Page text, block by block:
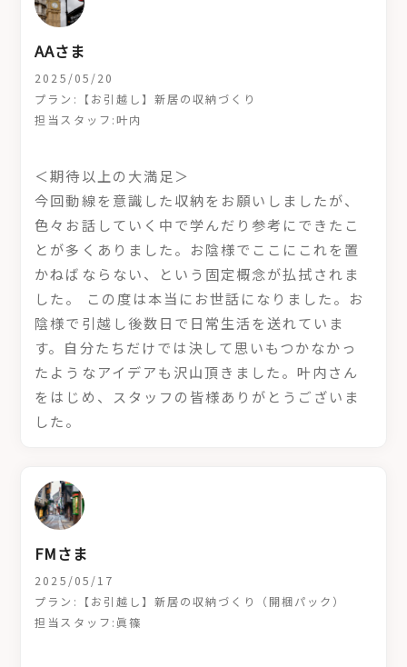
AAさま
2025/05/20
プラン:【お引越し】新居の収納づくり
担当スタッフ:叶内
＜期待以上の大満足＞
今回動線を意識した収納をお願いしましたが、
色々お話していく中で学んだり参考にできたこ
とが多くありました。お陰様でここにこれを置
かねばならない、という固定概念が払拭されま
した。 この度は本当にお世話になりました。お
陰様で引越し後数日で日常生活を送れていま
す。自分たちだけでは決して思いもつかなかっ
たようなアイデアも沢山頂きました。叶内さん
をはじめ、スタッフの皆様ありがとうございま
した。
FMさま
2025/05/17
プラン:【お引越し】新居の収納づくり（開梱パック）
担当スタッフ:眞篠